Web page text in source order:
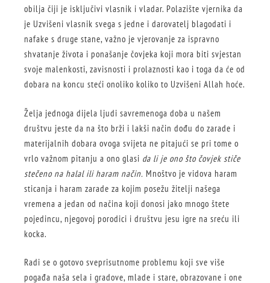
obilja čiji je isključivi vlasnik i vladar. Polazište vjernika da
je Uzvišeni vlasnik svega s jedne i darovatelj blagodati i
nafake s druge stane, važno je vjerovanje za ispravno
shvatanje života i ponašanje čovjeka koji mora biti svjestan
svoje malenkosti, zavisnosti i prolaznosti kao i toga da će od
dobara na koncu steći onoliko koliko to Uzvišeni Allah hoće.
Želja jednoga dijela ljudi savremenoga doba u našem
društvu jeste da na što brži i lakši način dođu do zarade i
materijalnih dobara ovoga svijeta ne pitajući se pri tome o
vrlo važnom pitanju a ono glasi da li je ono što čovjek stiče
stečeno na halal ili haram način. Mnoštvo je vidova haram
sticanja i haram zarade za kojim posežu žitelji našega
vremena a jedan od načina koji donosi jako mnogo štete
pojedincu, njegovoj porodici i društvu jesu igre na sreću ili
kocka.
Radi se o gotovo sveprisutnome problemu koji sve više
pogađa naša sela i gradove, mlade i stare, obrazovane i one